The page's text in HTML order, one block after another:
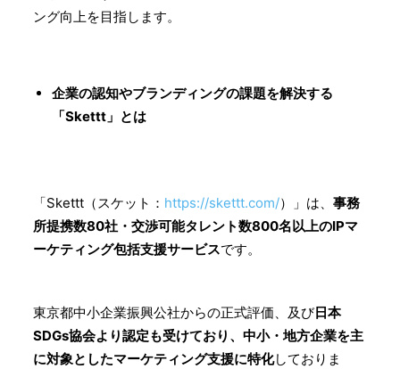
ング向上を目指します。
企業の認知やブランディングの課題を解決する
「Skettt」とは
「Skettt（スケット： https://skettt.com/）」は、 事務
所提携数80社・交渉可能タレント数800名以上のIPマ
ーケティング包括支援サービスです。
東京都中小企業振興公社からの正式評価、及び日本
SDGs協会より認定も受けており、中小・地方企業を主
に対象としたマーケティング支援に特化しておりま